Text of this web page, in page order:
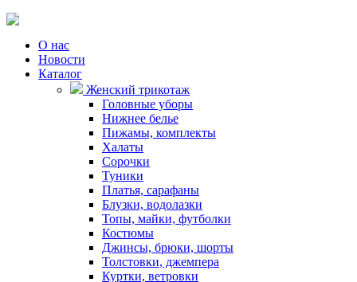
О нас
Новости
Каталог
Женский трикотаж
Головные уборы
Нижнее белье
Пижамы, комплекты
Халаты
Сорочки
Туники
Платья, сарафаны
Блузки, водолазки
Топы, майки, футболки
Костюмы
Джинсы, брюки, шорты
Толстовки, джемпера
Куртки, ветровки